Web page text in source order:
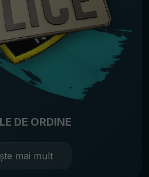
DE ORDINE
mai mult